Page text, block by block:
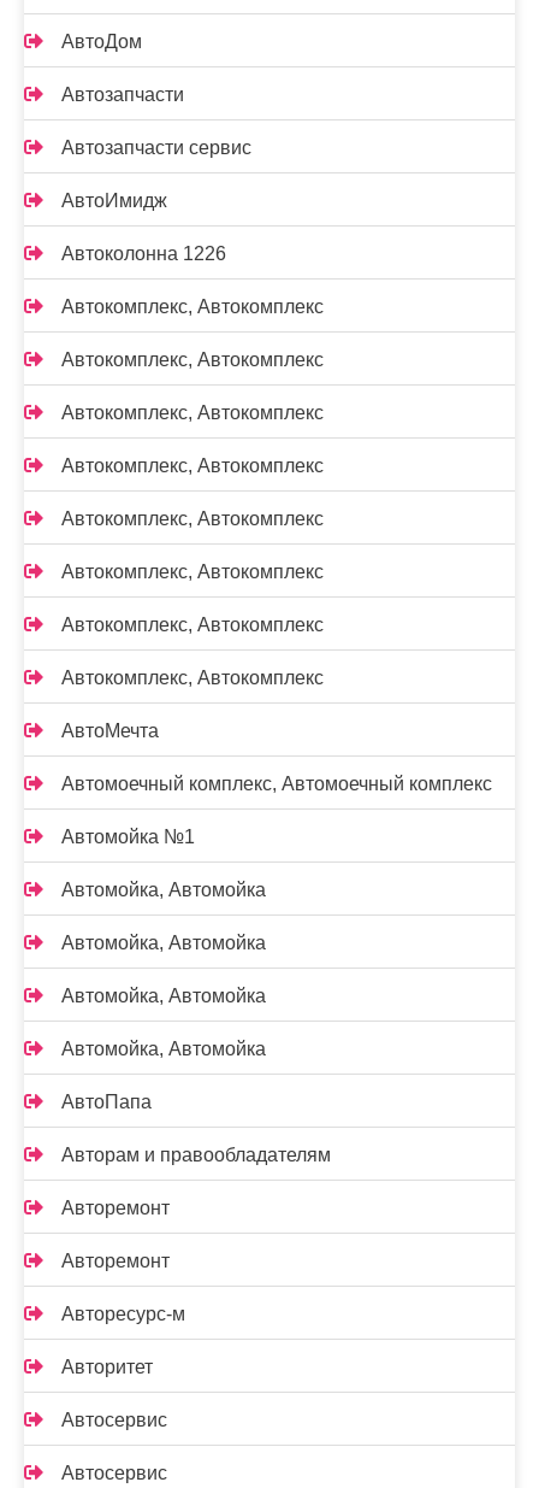
АвтоДом
Автозапчасти
Автозапчасти сервис
АвтоИмидж
Автоколонна 1226
Автокомплекс, Автокомплекс
Автокомплекс, Автокомплекс
Автокомплекс, Автокомплекс
Автокомплекс, Автокомплекс
Автокомплекс, Автокомплекс
Автокомплекс, Автокомплекс
Автокомплекс, Автокомплекс
Автокомплекс, Автокомплекс
АвтоМечта
Автомоечный комплекс, Автомоечный комплекс
Автомойка №1
Автомойка, Автомойка
Автомойка, Автомойка
Автомойка, Автомойка
Автомойка, Автомойка
АвтоПапа
Авторам и правообладателям
Авторемонт
Авторемонт
Авторесурс-м
Авторитет
Автосервис
Автосервис